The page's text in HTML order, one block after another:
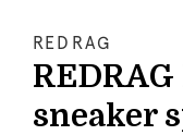
REDRAG
sneaker